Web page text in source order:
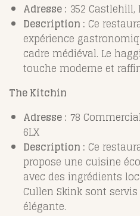
Adresse : 352 Castlehill,
Description : Ce
expérience
cadre médiéval. Le
touche moderne et
The Kitchin
Adresse : 78
6LX
Description : Ce
propose une cuisine
avec des ingrédients
Cullen Skink sont
élégante.